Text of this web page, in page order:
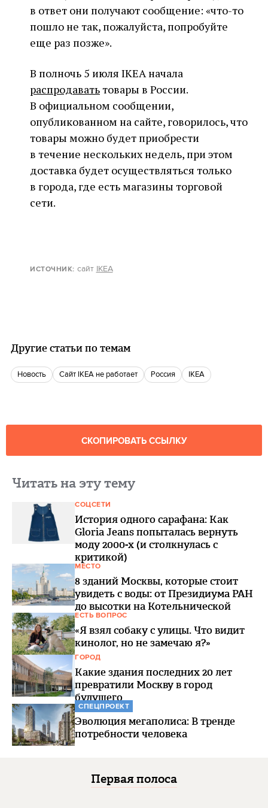
в ответ они получают сообщение: «что-то
пошло не так, пожалуйста, попробуйте
еще раз позже».
В полночь 5 июля IKEA начала
распродаватьтовары в России.
В официальном сообщении,
опубликованном на сайте, говорилось, что
товары можно будет приобрести
в течение нескольких недель, при этом
доставка будет осуществляться только
в города, где есть магазины торговой
сети.
ИСТОЧНИК: сайт IKEA
Другие статьи по темам
Новость сайт IKEA не работает Россия IKEA
СКОПИРОВАТЬ ССЫЛКУ
Читать на эту тему
СОЦСЕТИ
История одного сарафана: Как
Gloria Jeans попыталась вернуть
моду 2000-х (и столкнулась с
критикой)
МЕСТО
8 зданий Москвы, которые стоит
увидеть с воды: от Президиума РАН
до высотки на Котельнической
ЕСТЬ ВОПРОС
«Я взял собаку с улицы. Что видит
кинолог, но не замечаю я?»
ГОРОД
Какие здания последних 20 лет
превратили Москву в город
будущего
СПЕЦПРОЕКТ
Эволюция мегаполиса: В тренде
потребности человека
Первая полоса